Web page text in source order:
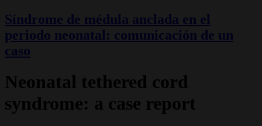
Síndrome de médula anclada en el
periodo neonatal: comunicación de un
caso
Neonatal tethered cord
syndrome: a case report